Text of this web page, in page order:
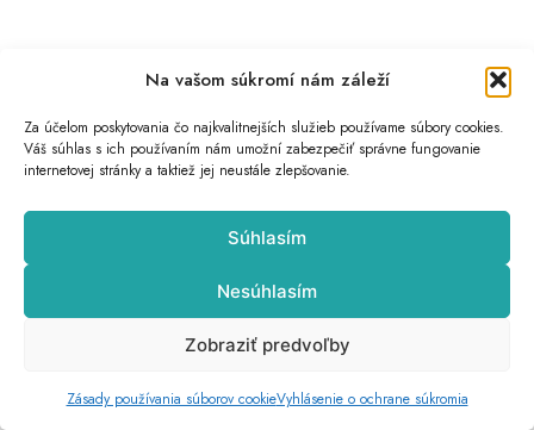
Na vašom súkromí nám záleží
Za účelom poskytovania čo najkvalitnejších služieb používame súbory cookies.
Váš súhlas s ich používaním nám umožní zabezpečiť správne fungovanie
internetovej stránky a taktiež jej neustále zlepšovanie.
Súhlasím
Nesúhlasím
Zobraziť predvoľby
Zásady používania súborov cookieVyhlásenie o ochrane súkromia
Doležité info
Obchodné podmienky
Ochrana osobných údajov
Zásady používania súborov cookie (EÚ)
Odstúpenie od zmluvy
Odstúpenie od zmluvy online
Všetky práva vyhradené © 2026 uromeda.sk